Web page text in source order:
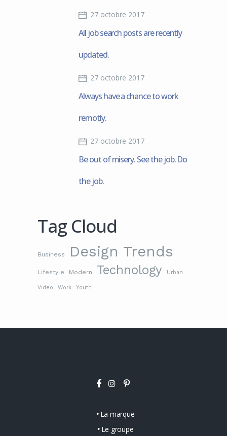
27 octobre 2017
All job search posts are recently
updated.
27 octobre 2017
Always have a chance to work
remotly.
27 octobre 2017
Be out of misery. See the job. Do
the job.
Tag Cloud
Business Design Trends
Lifestyle Modern Technology Urban
Video Work Youth
La marque
Le groupe